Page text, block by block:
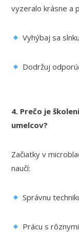
vyzeralo krásne a
Vyhýbaj sa
Dodržuj
4. Prečo je
umelcov?
Začiatky v
naučí:
Správnu
Prácu s